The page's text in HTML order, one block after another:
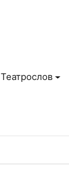
Театрослов